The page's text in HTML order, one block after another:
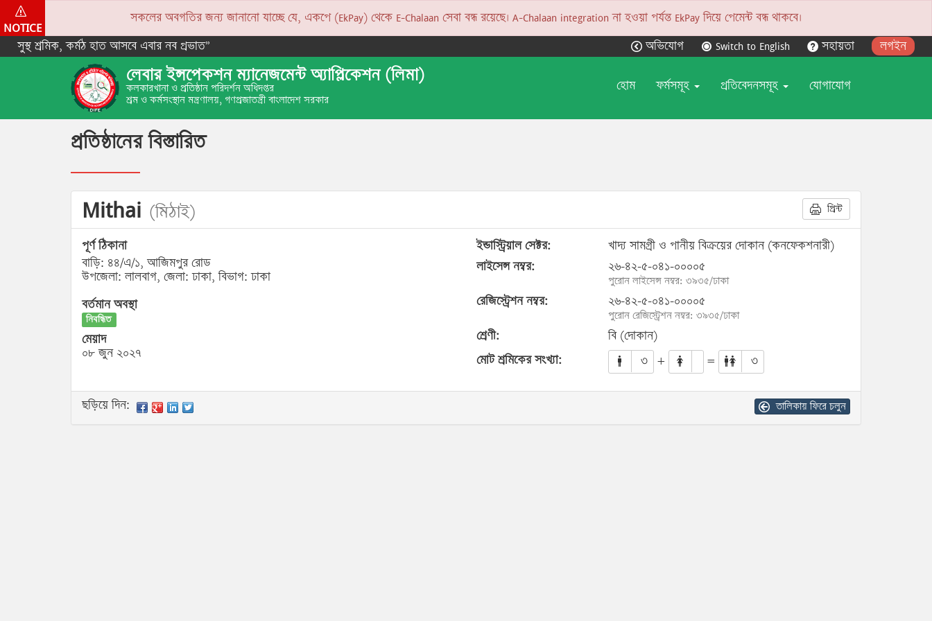
NOTICE
সকলের অবগতির জন্য জানানো যাচ্ছে যে, একপে (EkPay) থেকে E-Chalaan সেবা বন্ধ রয়েছে। A-Chalaan integration না হওয়া পর্যন্ত EkPay দিয়ে পেমেন্ট বন্ধ থাকবে।
সুস্থ শ্রমিক, কর্মঠ হাত আসবে এবার নব প্রভাত”
অভিযোগ Switch to English সহায়তা লগইন
লেবার ইন্সপেকশন ম্যানেজমেন্ট অ্যাপ্লিকেশন (লিমা)
কলকারখানা ও প্রতিষ্ঠান পরিদর্শন অধিদপ্তর
শ্রম ও কর্মসংস্থান মন্ত্রণালয়, গণপ্রজাতন্ত্রী বাংলাদেশ সরকার
হোম ফর্মসমূহ প্রতিবেদনসমূহ যোগাযোগ
প্রতিষ্ঠানের বিস্তারিত
Mithai (মিঠাই) প্রিন্ট
পূর্ণ ঠিকানা
বাড়ি: ৪৪/এ/১, আজিমপুর রোড
উপজেলা: লালবাগ, জেলা: ঢাকা, বিভাগ: ঢাকা
বর্তমান অবস্থা
নিবন্ধিত
মেয়াদ
০৮ জুন ২০২৭
ইন্ডাস্ট্রিয়াল সেক্টর:
খাদ্য সামগ্রী ও পানীয় বিক্রয়ের দোকান (কনফেকশনারী)
লাইসেন্স নম্বর:
২৬-৪২-৫-০৪১-০০০০৫
পুরোন লাইসেন্স নম্বর: ৩৯৩৫/ঢাকা
রেজিস্ট্রেশন নম্বর: ২৬-৪২-৫-০৪১-০০০০৫
পুরোন রেজিস্ট্রেশন নম্বর: ৩৯৩৫/ঢাকা
শ্রেণী:
বি (দোকান)
মোট শ্রমিকের সংখ্যা:
৩ + = ৩
ছড়িয়ে দিন: তালিকায় ফিরে চলুন